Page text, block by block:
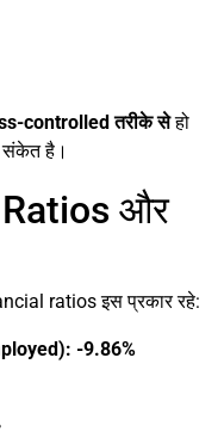
controlled तरीके सेहो
संकेत है।
और
ratios इस प्रकार रहे:
-9.86%